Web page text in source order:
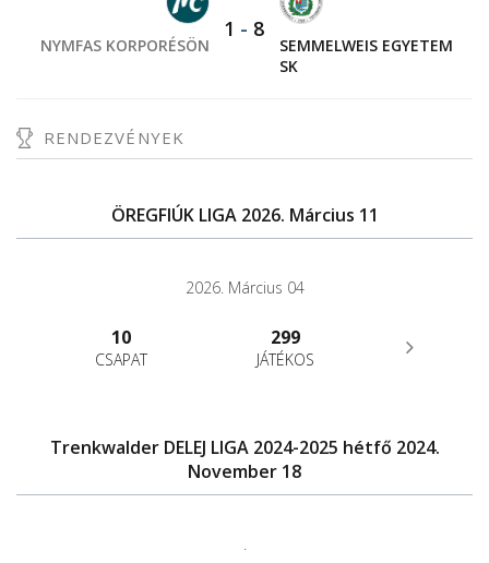
NYMFAS KORPORÉSÖN
1 - 8
SEMMELWEIS EGYETEM
SK
RENDEZVÉNYEK
ÖREGFIÚK LIGA 2026. Március 11
2026. Március 04
10
CSAPAT
299
JÁTÉKOS
Trenkwalder DELEJ LIGA 2024-2025 hétfő 2024.
November 18
.